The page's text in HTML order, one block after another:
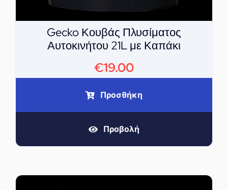
Gecko Κουβάς Πλυσίματος
Αυτοκινήτου 21L με Καπάκι
€19.00
Προσθήκη
Προβολή